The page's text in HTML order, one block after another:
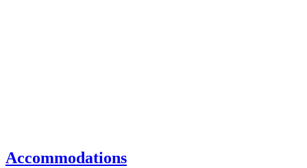
Accommodations